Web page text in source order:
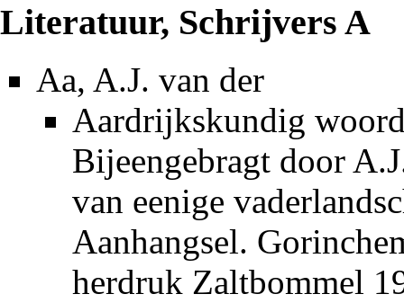
Literatuur, Schrijvers A
Aa, A.J. van der
Aardrijkskundig
Bijeengebragt door
van eenige
Aanhangsel.
herdruk Zaltbommel